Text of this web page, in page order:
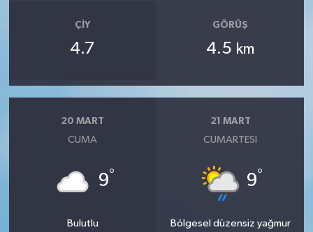
ÇIY
4.7
GÖRÜŞ
4.5 km
20 MART
CUMA
9°
Bulutlu
21 MART
CUMARTESI
9°
Bölgesel düzensiz yağmur